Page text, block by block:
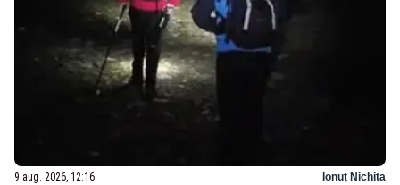
9 aug. 2026, 12:16 Ionuț Nichita